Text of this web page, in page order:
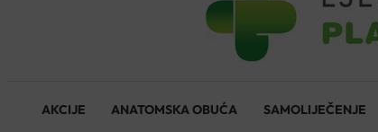
AKCIJE ANATOMSKA OBUĆA SAMOLIJEČENJE